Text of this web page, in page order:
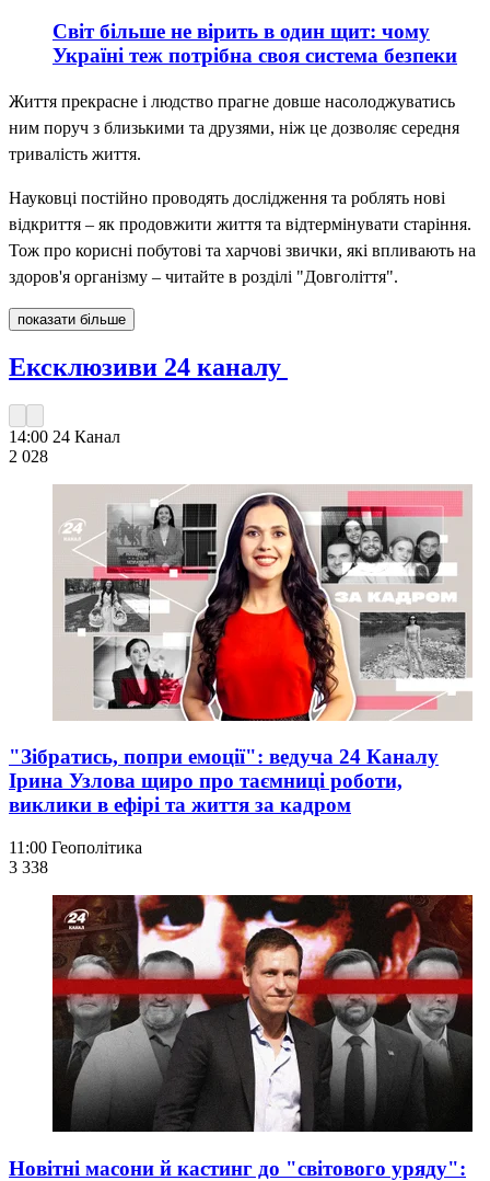
Світ більше не вірить в один щит: чому
Україні теж потрібна своя система безпеки
Життя прекрасне і людство прагне довше насолоджуватись
ним поруч з близькими та друзями, ніж це дозволяє середня
тривалість життя.
Науковці постійно проводять дослідження та роблять нові
відкриття – як продовжити життя та відтермінувати старіння.
Тож про корисні побутові та харчові звички, які впливають на
здоров'я організму – читайте в розділі "Довголіття".
показати більше
Ексклюзиви 24 каналу
14:00 24 Канал
2 028
"Зібратись, попри емоції": ведуча 24 Каналу
Ірина Узлова щиро про таємниці роботи,
виклики в ефірі та життя за кадром
11:00 Геополітика
3 338
Новітні масони й кастинг до "світового уряду":